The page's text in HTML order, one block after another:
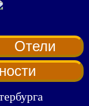
Отели